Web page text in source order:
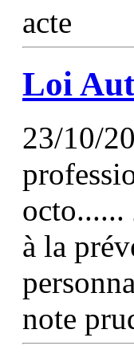
acte
Loi
23/10/
octo......
à la
note